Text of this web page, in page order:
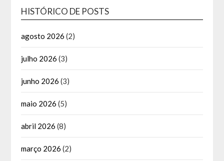
HISTÓRICO DE POSTS
agosto 2026 (2)
julho 2026 (3)
junho 2026 (3)
maio 2026 (5)
abril 2026 (8)
março 2026 (2)